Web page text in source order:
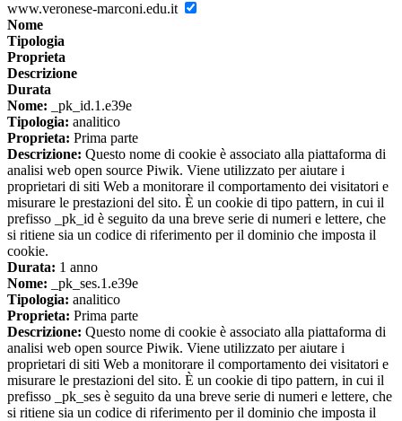
www.veronese-marconi.edu.it
Nome
Tipologia
Proprieta
Descrizione
Durata
Nome: _pk_id.1.e39e
Tipologia: analitico
Proprieta: Prima parte
Descrizione: Questo nome di cookie è associato alla piattaforma di
analisi web open source Piwik. Viene utilizzato per aiutare i
proprietari di siti Web a monitorare il comportamento dei visitatori e
misurare le prestazioni del sito. È un cookie di tipo pattern, in cui il
prefisso _pk_id è seguito da una breve serie di numeri e lettere, che
si ritiene sia un codice di riferimento per il dominio che imposta il
cookie.
Durata: 1 anno
Nome: _pk_ses.1.e39e
Tipologia: analitico
Proprieta: Prima parte
Descrizione: Questo nome di cookie è associato alla piattaforma di
analisi web open source Piwik. Viene utilizzato per aiutare i
proprietari di siti Web a monitorare il comportamento dei visitatori e
misurare le prestazioni del sito. È un cookie di tipo pattern, in cui il
prefisso _pk_ses è seguito da una breve serie di numeri e lettere, che
si ritiene sia un codice di riferimento per il dominio che imposta il